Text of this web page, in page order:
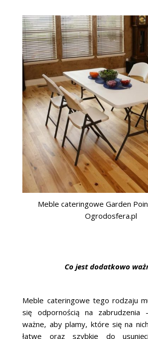
Meble cateringowe Garden
Ogrodosfera.pl
Co jest dodatkowo
Meble cateringowe tego rodzaju
się odpornością na zabrudzenia
ważne, aby plamy, które się na
łatwe oraz szybkie do